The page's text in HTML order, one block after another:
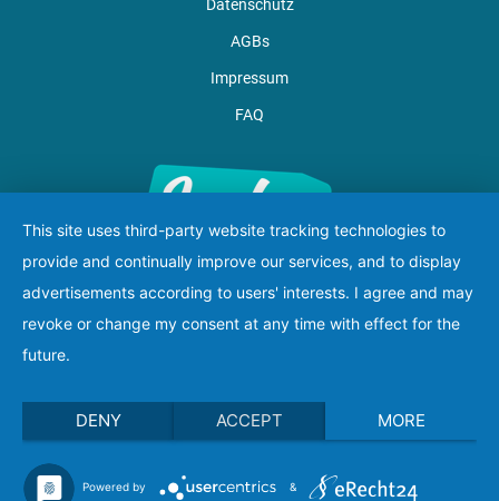
Datenschutz
AGBs
Impressum
FAQ
Lucky Hands
info@luckyhands.online
Tel.:089 452244 40 // 015254011127
This site uses third-party website tracking technologies to
provide and continually improve our services, and to display
advertisements according to users' interests. I agree and may
revoke or change my consent at any time with effect for the
future.
DENY ACCEPT MORE
Powered by &